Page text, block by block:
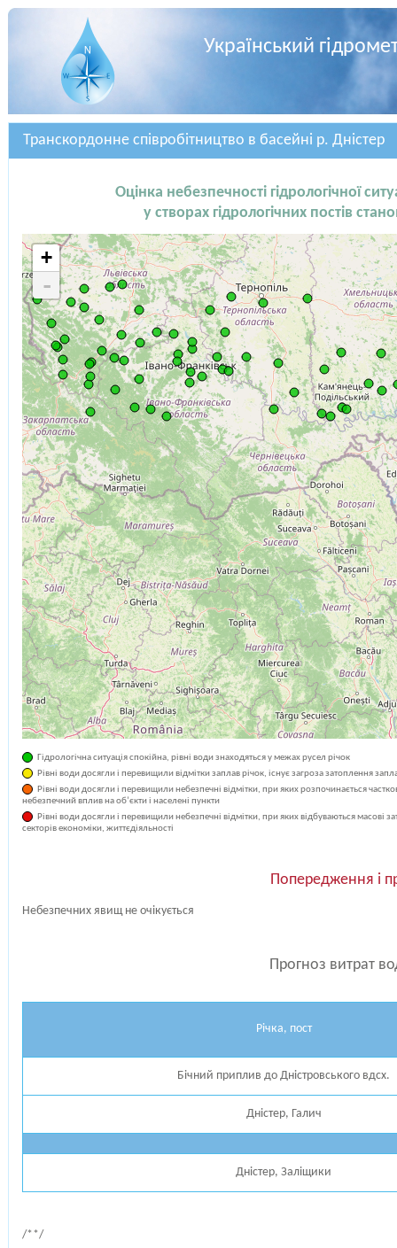
Український
Транскордонне співробітництво в басейні р. Дністер
Оцінка небезпечності гідрологічної
у створах гідрологічних постів
+
-
Гідрологічна ситуація спокійна, рівні води знаходяться у межах русел річок
Рівні води досягли і перевищили відмітки заплав річок, існує загроза затоплення
Рівні води досягли і перевищили небезпечні відмітки, при яких розпочинається
небезпечний вплив на об’єкти і населені пункти
Рівні води досягли і перевищили небезпечні відмітки, при яких відбуваються
секторів економіки, життєдіяльності
Попередження і
Небезпечних явищ не очікується
Прогноз витрат
Річка, пост
Бічний приплив до Дністровського вдсх.
Дністер, Галич
Дністер, Заліщики
/* */